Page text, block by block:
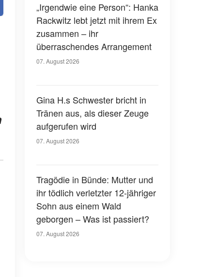
„Irgendwie eine Person“: Hanka
Rackwitz lebt jetzt mit ihrem Ex
zusammen – ihr
überraschendes Arrangement
07. August 2026
Gina H.s Schwester bricht in
Tränen aus, als dieser Zeuge
aufgerufen wird
07. August 2026
Tragödie in Bünde: Mutter und
ihr tödlich verletzter 12-jähriger
Sohn aus einem Wald
geborgen – Was ist passiert?
07. August 2026